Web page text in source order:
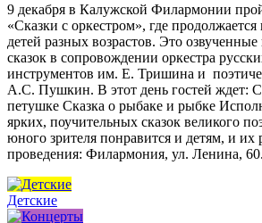
9 декабря в Калужской Филармонии
«Сказки с оркестром», где
детей разных возрастов. Это
сказок в сопровождении оркестра
инструментов им. Е. Тришина и
А.С. Пушкин. В этот день гостей ждет:
петушке Сказка о рыбаке и рыбке
ярких, поучительных сказок великого
юного зрителя понравится и детям, и их
проведения: Филармония, ул. Ленина,
Детские